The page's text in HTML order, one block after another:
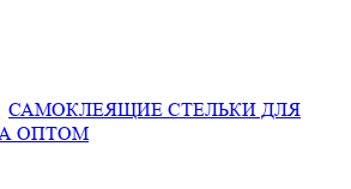
САМОКЛЕЯЩИЕ СТЕЛЬКИ ДЛЯ
ОПТОМ